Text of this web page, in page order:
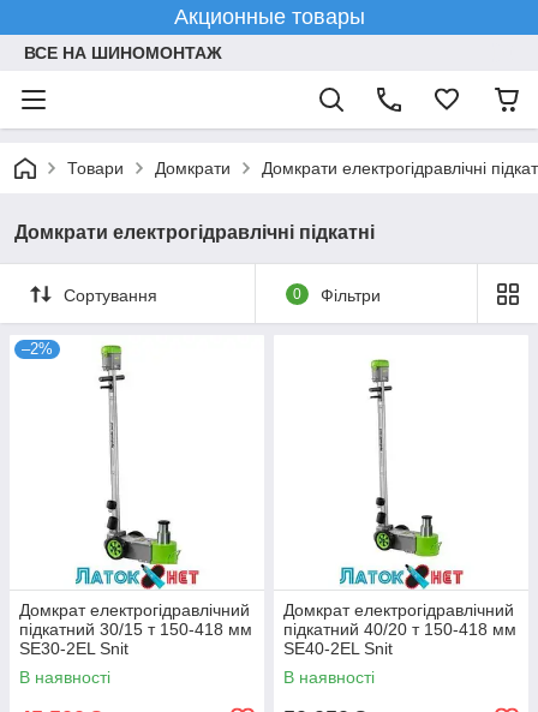
Акционные товары
ВСЕ НА ШИНОМОНТАЖ
Товари Домкрати Домкрати електрогідравлічні
Домкрати електрогідравлічні підкатні
Сортування 0 Фільтри
–2%
Домкрат електрогідравлічний
підкатний 30/15 т 150-418 мм
SE30-2EL Snit
В наявності
Домкрат електрогідравлічний
підкатний 40/20 т 150-418 мм
SE40-2EL Snit
В наявності